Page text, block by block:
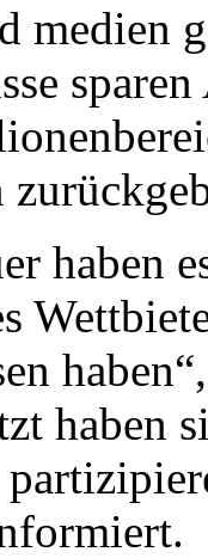
medien
haben
haben